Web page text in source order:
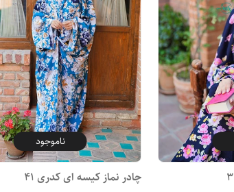
ناموجود
چادر نماز کیسه ای کدری 41